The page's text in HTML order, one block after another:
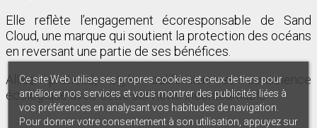
Elle reflète l’engagement écoresponsable de Sand
Cloud, une marque qui soutient la protection des océans
en reversant une partie de ses bénéfices.
Alliez praticité, style californien et conscience
écologique avec cette serviette incontournable.
Ce site Web utilise ses propres cookies et ceux de tiers pour
améliorer nos services et vous montrer des publicités liées à
vos préférences en analysant vos habitudes de navigation.
Pour donner votre consentement à son utilisation, appuyez sur